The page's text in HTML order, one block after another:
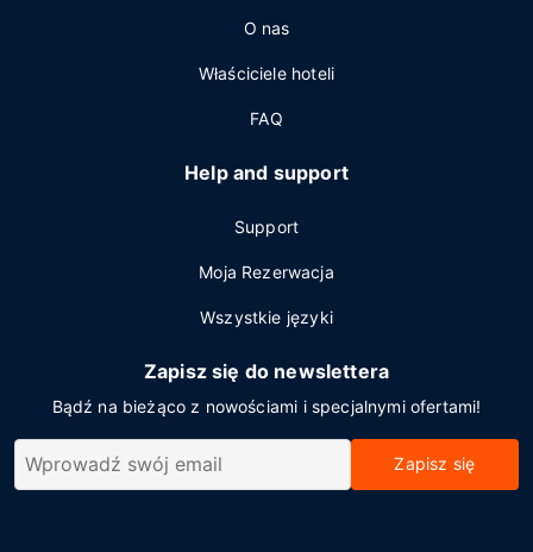
O nas
Właściciele hoteli
FAQ
Help and support
Support
Moja Rezerwacja
Wszystkie języki
Zapisz się do newslettera
Bądź na bieżąco z nowościami i specjalnymi ofertami!
Zapisz się